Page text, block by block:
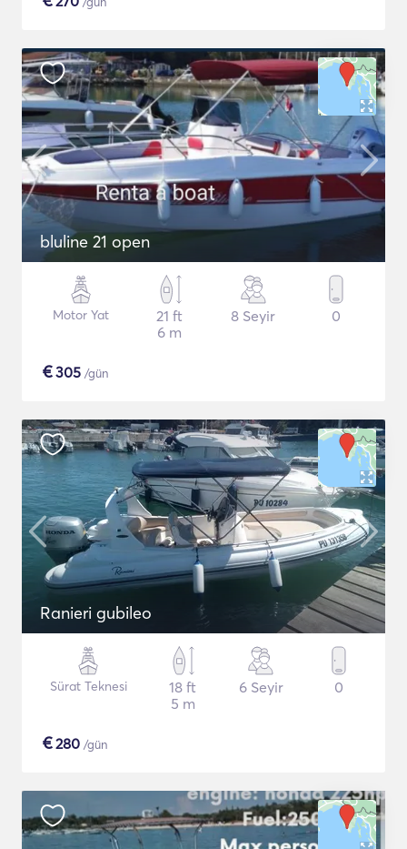
bluline 21 open
Motor Yat
21 ft
6 m
8 Seyir 0
€305 /gün
Ranieri gubileo
Sürat Teknesi
18 ft
5 m
6 Seyir 0
€280 /gün